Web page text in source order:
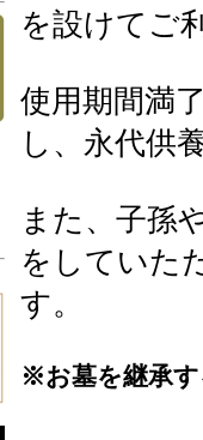
を設けてご
使用期間満
し、永代供
また、子孫
をしていた
す。
※お墓を継承す